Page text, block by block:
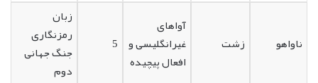
ناواهو زشت
آواهای
غیرانگلیسی و
افعال پیچیده
5
زبان
رمزنگاری
جنگ جهانی
دوم